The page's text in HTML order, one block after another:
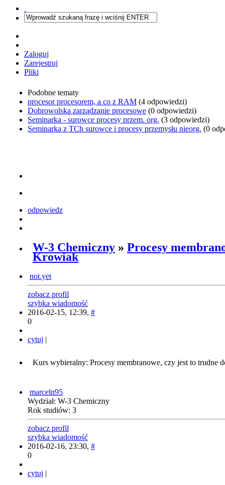
Zaloguj
Zarejestruj
Pliki
Podobne tematy
procesor procesorem, a co z RAM (4 odpowiedzi)
Dobrowolska zarządzanie procesowe (0 odpowiedzi)
Seminarka - surowce procesy przem. org. (3 odpowiedzi)
Seminarka z TCh surowce i procesy przemysłu nieorg. (0
odpowiedz
W-3 Chemiczny » Procesy
Krowiak
not.yet
zobacz profil
szybka wiadomość
2016-02-15, 12:39, #
0
cytuj |
Kurs wybieralny: Procesy membranowe, czy jest to trudne
marceln95
Wydział: W-3 Chemiczny
Rok studiów: 3
zobacz profil
szybka wiadomość
2016-02-16, 23:30, #
0
cytuj |